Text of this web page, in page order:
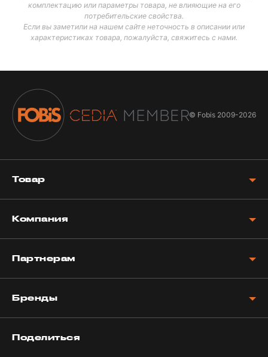
комплектацию или параметры товара, не влияющие на его
потребительские свойства.
Если вы заметили на нашем сайте неточность в описании или
характеристиках товара, пожалуйста, свяжитесь с нами.
© Fobis 2009-2026
Товар
Компания
Партнерам
Бренды
Поделиться